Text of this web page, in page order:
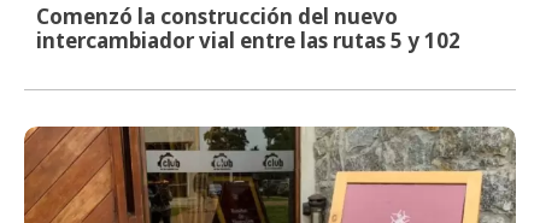
Comenzó la construcción del nuevo
intercambiador vial entre las rutas 5 y 102